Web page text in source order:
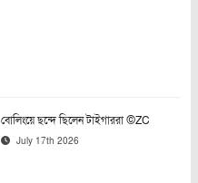
বোলিংয়ে ছন্দে ছিলেন টাইগাররা ©ZC
July 17th 2026